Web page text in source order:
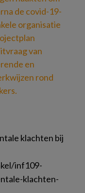
de covid-19-
organisatie
van
en
rond
klachten bij
inf109-
klachten-